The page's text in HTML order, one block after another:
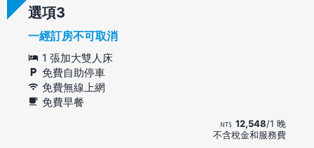
選項
一經訂房不可取消
1 張加大雙人床
免費自助停車
免費無線上網
免費早餐
12,548/1 晚
不含稅金和服務費